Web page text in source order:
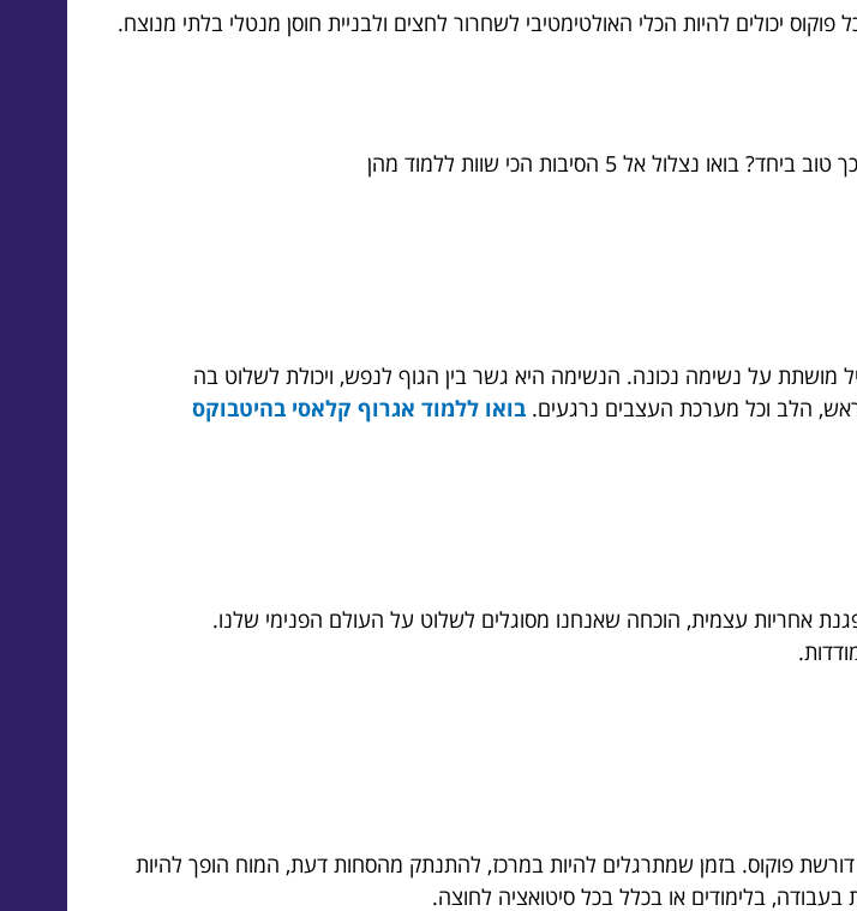
יכולים להיות הכלי האולטימטיבי לשחרור לחצים ולבניית חוסן מנטלי בלתי מנוצח.
אל 5 הסיבות הכי שוות ללמוד מהן
מושתת על נשימה נכונה. הנשימה היא גשר בין הגוף לנפש, ויכולת לשלוט בה
הלב וכל מערכת העצבים נרגעים. בואו ללמוד אגרוף קלאסי בהיטבוקס
אחריות עצמית, הוכחה שאנחנו מסוגלים לשלוט על העולם הפנימי שלנו.
פוקוס. בזמן שמתרגלים להיות במרכז, להתנתק מהסחות דעת, המוח הופך להיות
בלימודים או בכלל בכל סיטואציה לחוצה.